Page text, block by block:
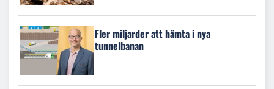
Fler miljarder att hämta i nya
tunnelbanan